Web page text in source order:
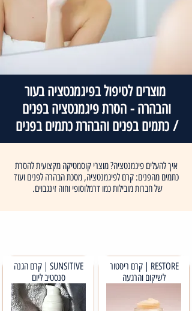
מוצרים לטיפול בפיגמנטציה בעור
והבהרה - הסרת פיגמנטציה בפנים
/ כתמים בפנים והבהרת כתמים בפנים
איך להעלים פיגמנטציה? מוצרי קוסמטיקה מקצועית להסרת
כתמים מהפנים: קרם לפיגמנטציה, מסכת הבהרה לפנים ועוד
של חברות מובילות כמו דרמלוסופי וחוה זינגבוים.
RESTORE | קרם ריסטור
לשיקום והרגעה
SUNSITIVE | קרם הגנה
סנסטיב ליום